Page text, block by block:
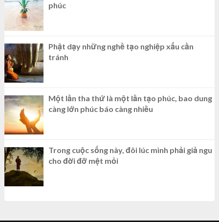
phúc
Phật dạy những nghề tạo nghiệp xấu cần
tránh
Một lần tha thứ là một lần tạo phúc, bao dung
càng lớn phúc báo càng nhiều
Trong cuộc sống này, đôi lúc mình phải giả ngu
cho đời đỡ mệt mỏi